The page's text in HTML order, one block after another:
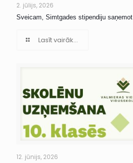
2. jūlijs, 2026
Sveicam, Simtgades stipendiju saņemot
Lasīt vairāk...
12. jūnijs, 2026